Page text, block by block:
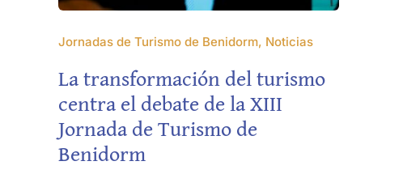
Jornadas de Turismo de Benidorm, Noticias
La transformación del turismo
centra el debate de la XIII
Jornada de Turismo de
Benidorm